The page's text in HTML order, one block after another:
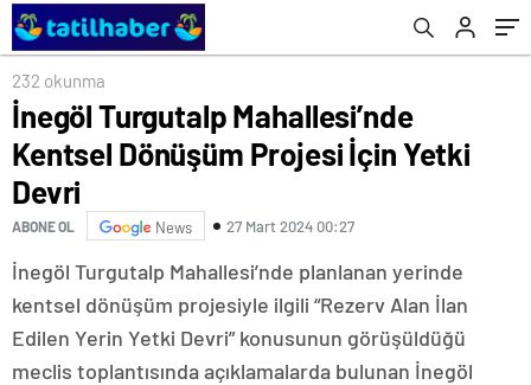
232 okunma
İnegöl Turgutalp Mahallesi’nde
Kentsel Dönüşüm Projesi İçin Yetki
Devri
ABONE OL News 27 Mart 2024 00:27
İnegöl Turgutalp Mahallesi’nde planlanan yerinde
kentsel dönüşüm projesiyle ilgili “Rezerv Alan İlan
Edilen Yerin Yetki Devri” konusunun görüşüldüğü
meclis toplantısında açıklamalarda bulunan İnegöl